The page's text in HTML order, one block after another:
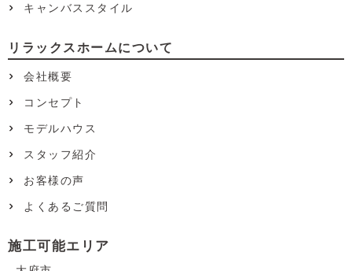
キャンバススタイル
リラックスホームについて
会社概要
コンセプト
モデルハウス
スタッフ紹介
お客様の声
よくあるご質問
施工可能エリア